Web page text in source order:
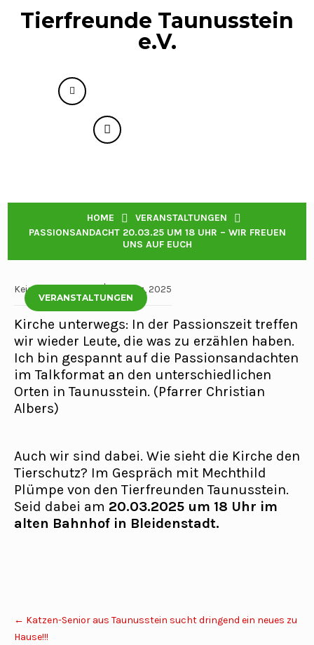
Tierfreunde Taunusstein
e.V.
FREUEN UNS AUF EUCH
HOME
VERANSTALTUNGEN
PASSIONSANDACHT 20.03.25 UM 18 UHR – WIR FREUEN
UNS AUF EUCH
Keine Kommentare
VERANSTALTUNGEN
12 März, 2025
Kirche unterwegs: In der Passionszeit treffen
wir wieder Leute, die was zu erzählen haben.
Ich bin gespannt auf die Passionsandachten
im Talkformat an den unterschiedlichen
Orten in Taunusstein. (Pfarrer Christian
Albers)
Auch wir sind dabei. Wie sieht die Kirche den
Tierschutz? Im Gespräch mit Mechthild
Plümpe von den Tierfreunden Taunusstein.
Seid dabei am 20.03.2025 um 18 Uhr im
alten Bahnhof in Bleidenstadt.
navigation
← Katzen-Senior aus Taunusstein sucht dringend ein neues zu
Hause!!!